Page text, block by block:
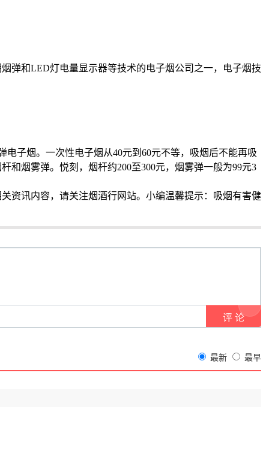
弹和LED灯电量显示器等技术的电子烟公司之一，电子烟技
子烟。一次性电子烟从40元到60元不等，吸烟后不能再吸
和烟雾弹。悦刻，烟杆约200至300元，烟雾弹一般为99元3
资讯内容，请关注烟酒行网站。小编温馨提示：吸烟有害健
最新 最早